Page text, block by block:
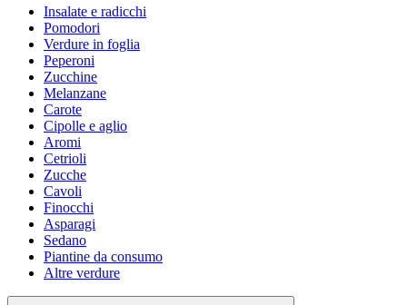
Insalate e radicchi
Pomodori
Verdure in foglia
Peperoni
Zucchine
Melanzane
Carote
Cipolle e aglio
Aromi
Cetrioli
Zucche
Cavoli
Finocchi
Asparagi
Sedano
Piantine da consumo
Altre verdure